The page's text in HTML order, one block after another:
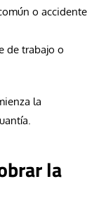
o accidente
de trabajo o
la
la